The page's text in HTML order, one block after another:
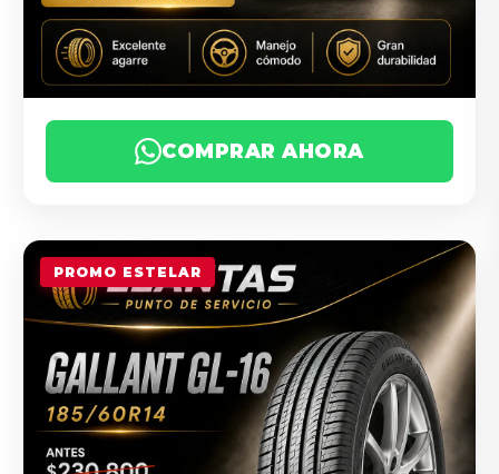
COMPRAR AHORA
PROMO ESTELAR